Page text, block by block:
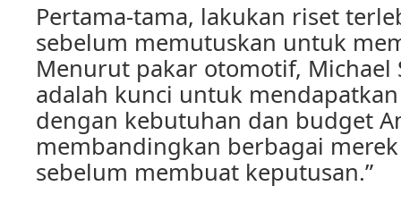
Pertama-tama, lakukan riset
sebelum memutuskan untuk
Menurut pakar otomotif, Michael
adalah kunci untuk
dengan kebutuhan dan budget
membandingkan berbagai
sebelum membuat keputusan.”